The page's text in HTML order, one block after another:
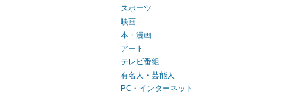
スポーツ
映画
本・漫画
アート
テレビ番組
有名人・芸能人
PC・インターネット